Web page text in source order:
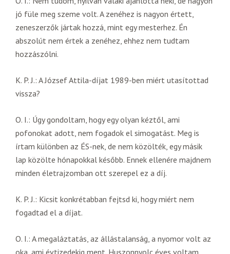
jó füle meg szeme volt. A zenéhez is nagyon értett,
zeneszerzők jártak hozzá, mint egy mesterhez. Én
abszolút nem értek a zenéhez, ehhez nem tudtam
hozzászólni.
K. P. J.: A József Attila-díjat 1989-ben miért utasítottad
vissza?
O. I.: Úgy gondoltam, hogy egy olyan kéztől, ami
pofonokat adott, nem fogadok el simogatást. Meg is
írtam különben az ÉS-nek, de nem közölték, egy másik
lap közölte hónapokkal később. Ennek ellenére majdnem
minden életrajzomban ott szerepel ez a díj.
K. P. J.: Kicsit konkrétabban fejtsd ki, hogy miért nem
fogadtad el a díjat.
O. I.: A megaláztatás, az állástalanság, a nyomor volt az
oka, ami évtizedekig ment. Huszonnyolc éves voltam,